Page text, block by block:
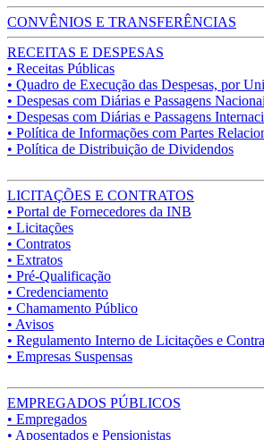
CONVÊNIOS E TRANSFERÊNCIAS
RECEITAS E DESPESAS
• Receitas Públicas
• Quadro de Execução das Despesas, por
• Despesas com Diárias e Passagens
• Despesas com Diárias e Passagens
• Política de Informações com Partes
• Política de Distribuição de Dividendos
LICITAÇÕES E CONTRATOS
• Portal de Fornecedores da INB
• Licitações
• Contratos
• Extratos
• Pré-Qualificação
• Credenciamento
• Chamamento Público
• Avisos
• Regulamento Interno de Licitações e
• Empresas Suspensas
EMPREGADOS PÚBLICOS
• Empregados
• Aposentados e Pensionistas